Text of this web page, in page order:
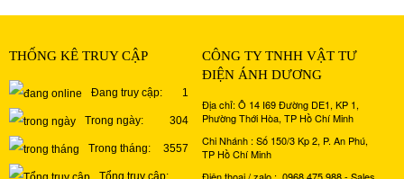
THỐNG KÊ TRUY CẬP
Đang truy cập: 1
Trong ngày: 304
Trong tháng: 3557
Tổng truy cập:
CÔNG TY TNHH VẬT TƯ
ĐIỆN ÁNH DƯƠNG
Địa chỉ: Ô 14 I69 Đường DE1, KP 1,
Phường Thới Hòa, TP Hồ Chí Minh
Chi Nhánh : Số 150/3 Kp 2, P. An Phú,
TP Hồ Chí Minh